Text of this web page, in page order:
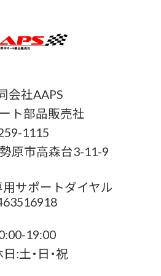
会社AAPS
ト部品販売社
1115
原市高森台3-11-9
用サポートダイヤル
19:00
:土・日・祝